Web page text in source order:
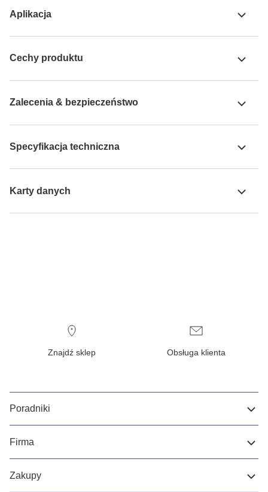
Aplikacja
Cechy produktu
Zalecenia & bezpieczeństwo
Specyfikacja techniczna
Karty danych
Znajdź sklep Obsługa klienta
Poradniki
Firma
Zakupy